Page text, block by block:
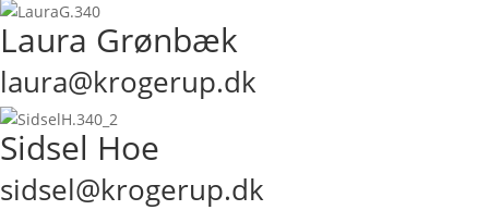
Laura Grønbæk
laura@krogerup.dk
Sidsel Hoe
sidsel@krogerup.dk